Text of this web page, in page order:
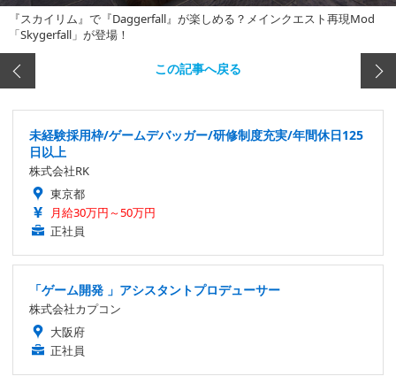
『スカイリム』で『Daggerfall』が楽しめる？メインクエスト再現Mod
「Skygerfall」が登場！
この記事へ戻る
未経験採用枠/ゲームデバッガー/研修制度充実/年間休日125
日以上
株式会社RK
東京都
月給30万円～50万円
正社員
「ゲーム開発 」アシスタントプロデューサー
株式会社カプコン
大阪府
正社員